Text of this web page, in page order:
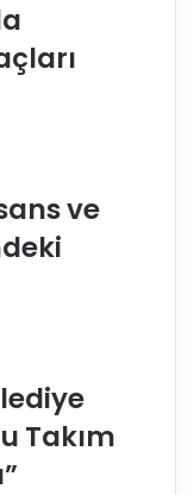
ve
Takım